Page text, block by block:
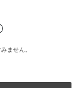
ません。